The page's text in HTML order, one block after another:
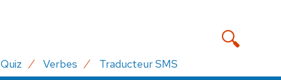
Quiz Verbes Traducteur SMS